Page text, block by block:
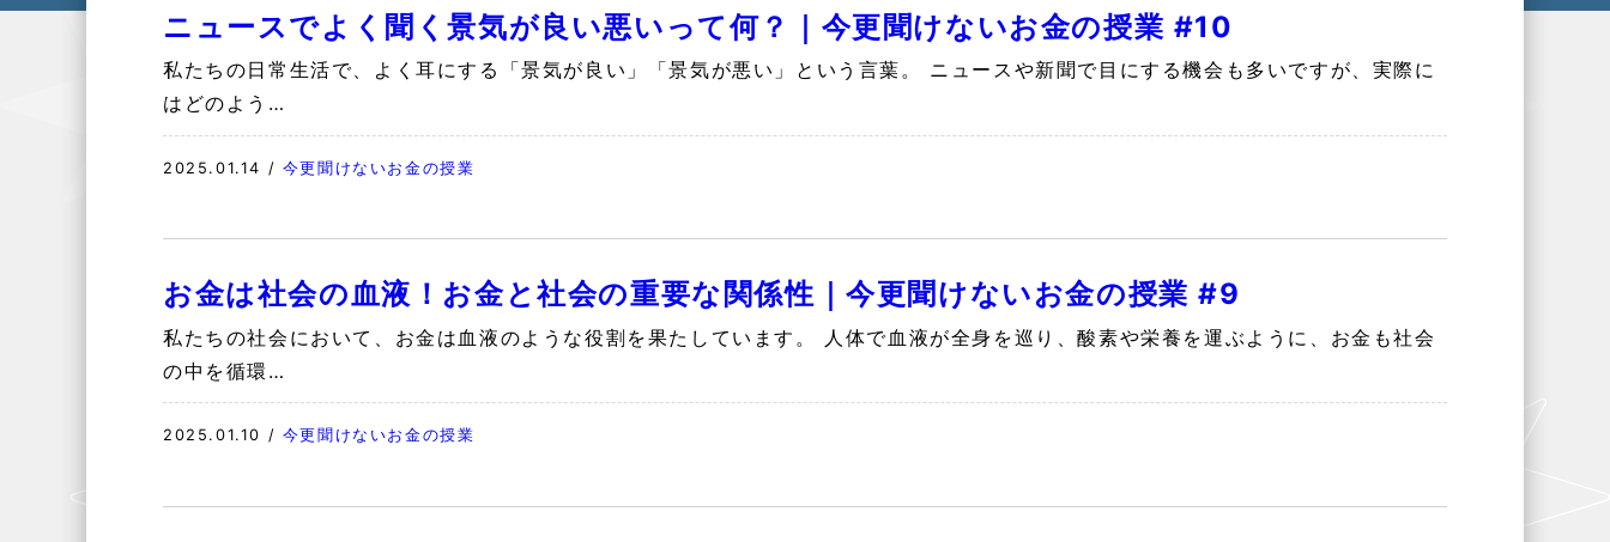
ニュースでよく聞く景気が良い悪いって何？｜今更聞けないお金の授業 #10
私たちの日常生活で、よく耳にする「景気が良い」「景気が悪い」という言葉。 ニュースや新聞で目にする機会も多いですが、実際に
はどのよう…
2025.01.14 / 今更聞けないお金の授業
お金は社会の血液！お金と社会の重要な関係性｜今更聞けないお金の授業 #9
私たちの社会において、お金は血液のような役割を果たしています。 人体で血液が全身を巡り、酸素や栄養を運ぶように、お金も社会
の中を循環…
2025.01.10 / 今更聞けないお金の授業